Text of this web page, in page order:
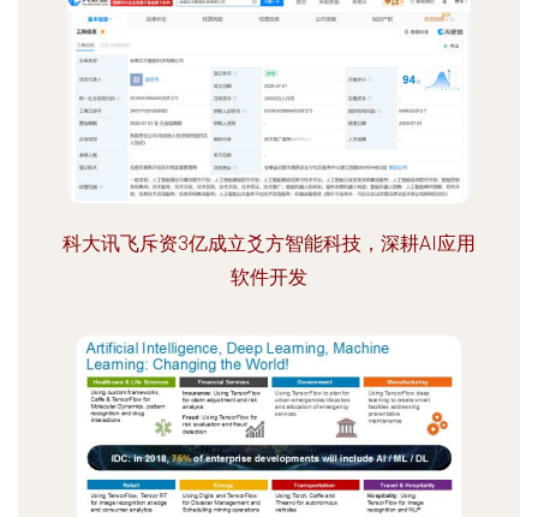
科大讯飞斥资3亿成立爻方智能科技，深耕AI应用
软件开发